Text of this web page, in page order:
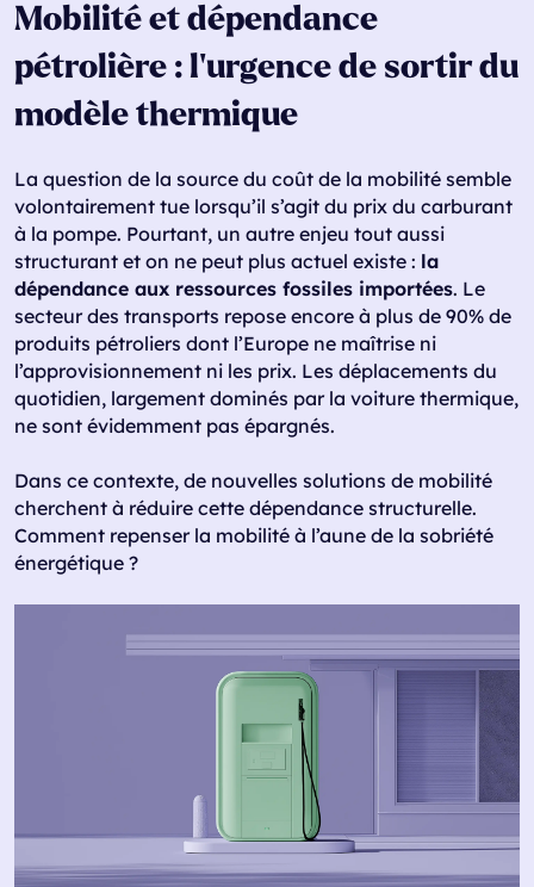
Mobilité et dépendance
pétrolière : l’urgence de sortir du
modèle thermique
La question de la source du coût de la mobilité semble
volontairement tue lorsqu’il s’agit du prix du carburant
à la pompe. Pourtant, un autre enjeu tout aussi
structurant et on ne peut plus actuel existe : la
dépendance aux ressources fossiles importées. Le
secteur des transports repose encore à plus de 90% de
produits pétroliers dont l’Europe ne maîtrise ni
l’approvisionnement ni les prix. Les déplacements du
quotidien, largement dominés par la voiture thermique,
ne sont évidemment pas épargnés.
Dans ce contexte, de nouvelles solutions de mobilité
cherchent à réduire cette dépendance structurelle.
Comment repenser la mobilité à l’aune de la sobriété
énergétique ?